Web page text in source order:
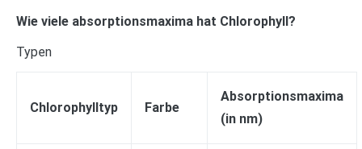
Wie viele absorptionsmaxima hat Chlorophyll?
Typen
Chlorophylltyp Farbe
Absorptionsmaxima
(in nm)